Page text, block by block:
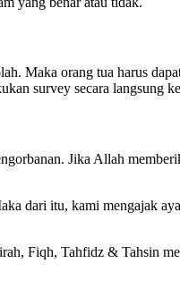
Maka orang tua harus
survey secara langsung
Jika Allah
dari itu, kami mengajak
Fiqh, Tahfidz & Tahsin